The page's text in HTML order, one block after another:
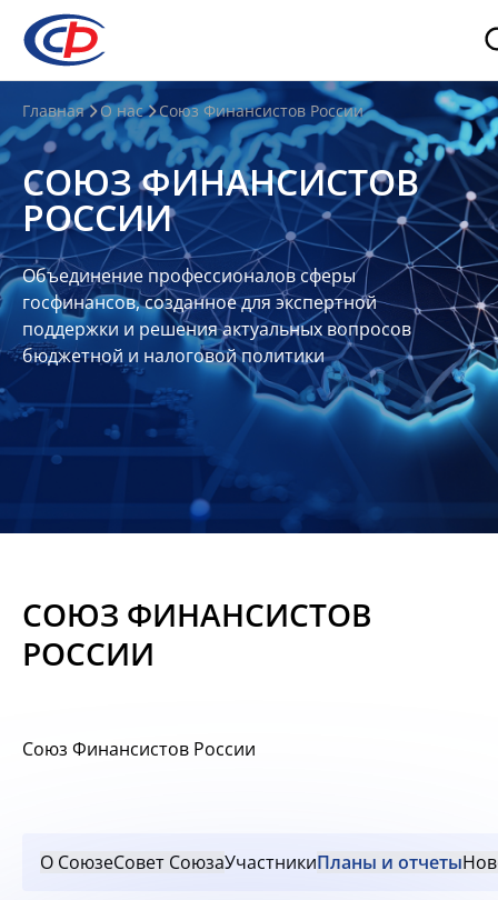
О
нас
О
СФР
Совет
Союза
Участники
Планы
отчеты
Контакты
Материалы
Главная О нас Союз Финансистов России
СОЮЗ ФИНАНСИСТОВ
РОССИИ
Объединение профессионалов сферы
госфинансов, созданное для экспертной
поддержки и решения актуальных вопросов
бюджетной и налоговой политики
СОЮЗ ФИНАНСИСТОВ
РОССИИ
Союз Финансистов России
О СоюзеСовет СоюзаУчастникиПланы и отчеты